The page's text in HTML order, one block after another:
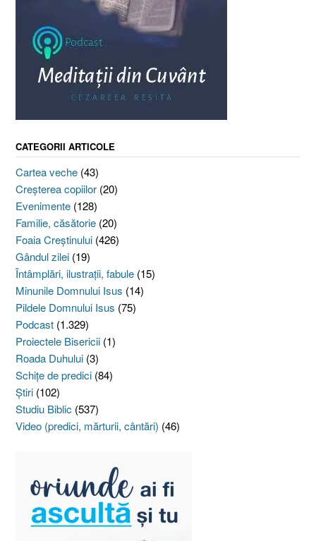
CATEGORII ARTICOLE
Cartea veche (43)
Creşterea copiilor (20)
Evenimente (128)
Familie, căsătorie (20)
Foaia Creştinului (426)
Gândul zilei (19)
Întâmplări, ilustraţii, fabule (15)
Minunile Domnului Isus (14)
Pildele Domnului Isus (75)
Podcast (1.329)
Proiectele Bisericii (1)
Roada Duhului (3)
Schiţe de predici (84)
Ştiri (102)
Studiu Biblic (537)
Video (predici, mărturii, cântări) (46)